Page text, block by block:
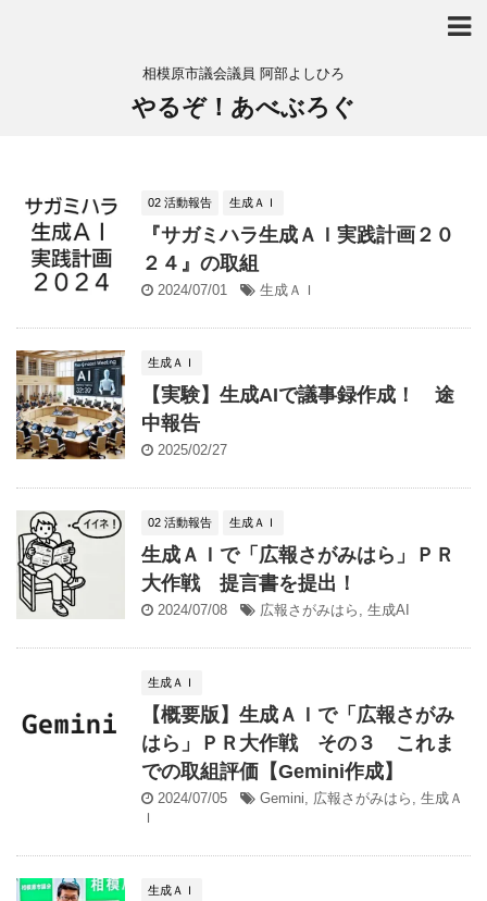
相模原市議会議員 阿部よしひろ
やるぞ！あべぶろぐ
02 活動報告 生成ＡＩ
『サガミハラ生成ＡＩ実践計画２０
２４』の取組
2024/07/01 生成ＡＩ
生成ＡＩ
【実験】生成AIで議事録作成！ 途
中報告
2025/02/27
02 活動報告 生成ＡＩ
生成ＡＩで「広報さがみはら」ＰＲ
大作戦 提言書を提出！
2024/07/08 広報さがみはら , 生成AI
生成ＡＩ
【概要版】生成ＡＩで「広報さがみ
はら」ＰＲ大作戦 その３ これま
での取組評価【Gemini作成】
2024/07/05 Gemini, 広報さがみはら , 生成Ａ
Ｉ
生成ＡＩ